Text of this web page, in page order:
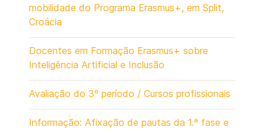
mobilidade do Programa Erasmus+, em Split,
Croácia
Docentes em Formação Erasmus+ sobre
Inteligência Artificial e Inclusão
Avaliação do 3º período / Cursos profissionais
Informação: Afixação de pautas da 1.ª fase e